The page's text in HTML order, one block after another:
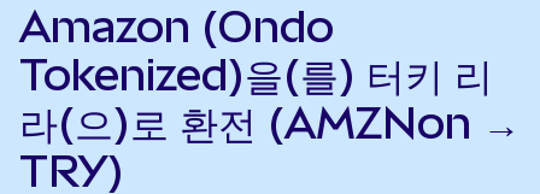
Amazon (Ondo
Tokenized)을(를) 터키 리
라(으)로 환전 (AMZNon →
TRY)